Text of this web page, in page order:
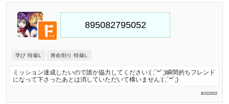
学び 特級L 将命削り 特級L
ミッション達成したいので誰か協力してください:( ;´꒳`;)瞬間的ちフレンド
になって下さったあとは消していただいて構いません:( ;´꒳`;)
8/15/2022